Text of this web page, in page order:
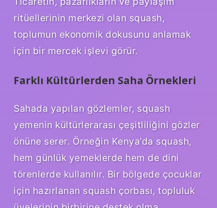
ritüellerinin merkezi olan squash,
toplumun ekonomik dokusunu anlamak
için bir mercek işlevi görür.
Farklı Kültürlerden Saha Örnekleri
Sahada yapılan gözlemler, squash
yemenin kültürlerarası çeşitliliğini gözler
önüne serer. Örneğin Kenya’da squash,
hem günlük yemeklerde hem de dini
törenlerde kullanılır. Bir bölgede çocuklar
için hazırlanan squash çorbası, topluluk